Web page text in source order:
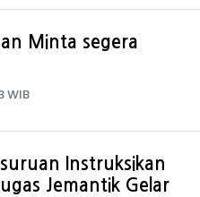
Minta segera
WIB
Instruksikan
Jemantik Gelar